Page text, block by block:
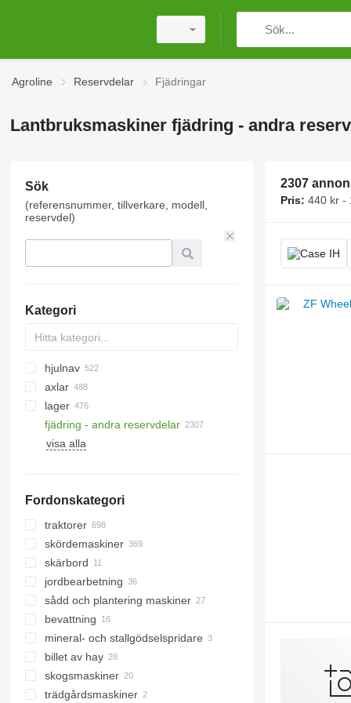
Agroline Reservdelar Fjädringar
Lantbruksmaskiner fjädring - andra
Sök
(referensnummer, tillverkare, modell,
reservdel)
Kategori
hjulnav
axlar
lager
gummilarver
spårsystem
stållarver
fjädring - andra reservdelar
visa alla
Fordonskategori
traktorer
bandtraktorer
hjultraktorer
minitraktorer
skördemaskiner
betskördare
skördetröskor
fälthackar
skärbord
majsskärbord
spannmålsskärbord
jordbearbetning
harvar
skärare
kultivator
plogar
sådd och plantering maskiner
bevattning
mineral- och stallgödselspridare
mineralgödselspridare
billet av hay
hövändare
lantbrukslastare
skogsmaskiner
skotare
trädgårdsmaskiner
2307
Pris: 440 kr -